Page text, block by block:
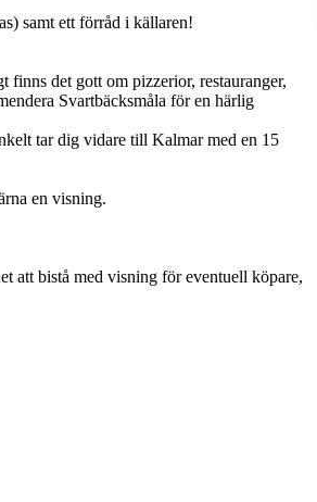
samt ett förråd i källaren!
det gott om pizzerior, restauranger,
Svartbäcksmåla för en härlig
tar dig vidare till Kalmar med en 15
en visning.
att bistå med visning för eventuell köpare,